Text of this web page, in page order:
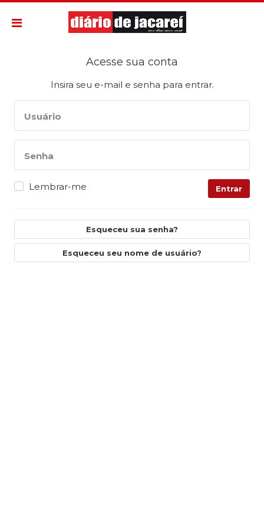
Acesse sua conta
Insira seu e-mail e senha para entrar.
Usuário
Senha
Lembrar-me Entrar
Esqueceu sua senha?
Esqueceu seu nome de usuário?